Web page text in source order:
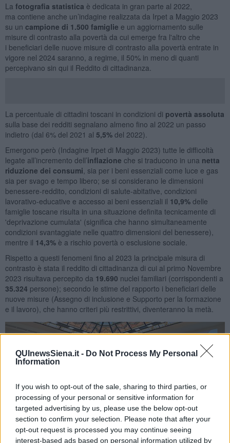
QUInewsSiena.it - Do Not Process My Personal
Information
If you wish to opt-out of the sale, sharing to third parties, or
processing of your personal or sensitive information for
targeted advertising by us, please use the below opt-out
section to confirm your selection. Please note that after your
opt-out request is processed you may continue seeing
interest-based ads based on personal information utilized by
La fotografia statistica è dedicata in gran parte al 2022,
ma contiene anche un’indagine realizzata da Irpet a Maggio 2023
su un campione di 1.500 famiglie e un aggiornamento sulle
misure di contrasto alla povertà da cui emerge fra l'altro che
i beneficiari delle nuove misure di contrasto alla povertà entrate in
vigore nel 2024 saranno, a regime, il 50% in meno di quanti
percepivano sin qui il Reddito di cittadinanza.
La percentuale di cittadini toscani in condizioni di povertà assoluta
sulla base dei redditi segnalano almeno fino al 2022 un passo
indietro (dal 6% del 2021 al 5,5%del 2022).
Emergono però (Indagine Irpet di Maggio 2023) tutte le difficoltà
legate all’incremento dell’inflazione che si traducono in una netta
riduzione dei consumi , sia per i beni essenziali come luce e gas
sia per svago e tempo libero; se si considerano le dimensioni
benessere-reddito, condizioni di salute-abitative, condizioni
lavorativo-educative e accesso ai beni essenziali il 10,9%delle
famiglie toscane risulta in una situazione definita tecnicamente di
'deprivazione cumulata' (significa che hanno simultaneamente
condizioni svantaggiate nelle quattro dimensioni del benessere),
mentre il 14,3%è a rischio povertà o esclusione sociale.
Rispetto a questi fenomeni fino al 2023 la principale misura di
contrasto è stata il reddito di cittadinanza di cui al primo Novembre
2023 risultava percepito da 19.690 nuclei familiari (corrispondenti a
35.324 persone); secondo le stime del rapporto i beneficiari delle
nuove misure (Assegno di inclusione e Supporto per la formazione
e il lavoro), che hanno criteri più restrittivi, diventeranno la metà.